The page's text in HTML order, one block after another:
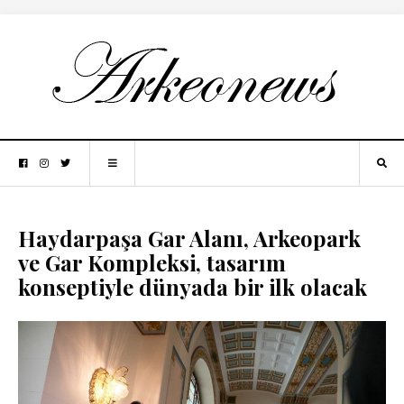
Haydarpaşa Gar Alanı, Arkeopark
ve Gar Kompleksi, tasarım
konseptiyle dünyada bir ilk olacak